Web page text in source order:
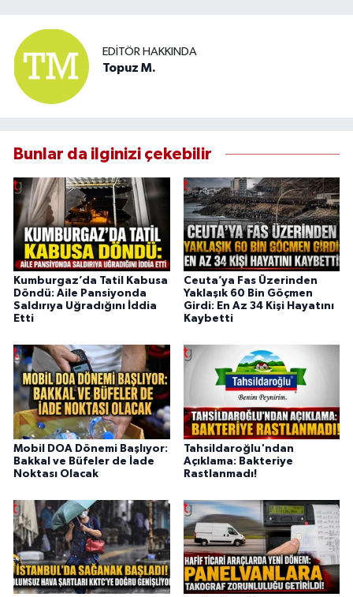
EDITÖR HAKKINDA
Topuz M.
Bunlar da ilginizi çekebilir
Kumburgaz’da Tatil Kabusa
Döndü: Aile Pansiyonda
Saldırıya Uğradığını İddia
Etti
Ceuta’ya Fas Üzerinden
Yaklaşık 60 Bin Göçmen
Girdi: En Az 34 Kişi Hayatını
Kaybetti
Mobil DOA Dönemi Başlıyor:
Bakkal ve Büfeler de İade
Noktası Olacak
Tahsildaroğlu'ndan
Açıklama: Bakteriye
Rastlanmadı!